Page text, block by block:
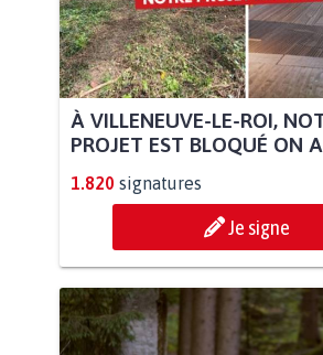
À VILLENEUVE-LE-ROI,
PROJET EST BLOQUÉ ON
1.820 signatures
Je signe